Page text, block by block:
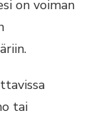
on voiman
tai